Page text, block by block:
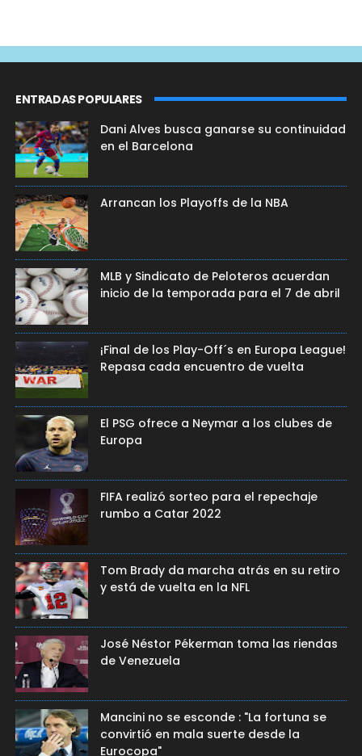
ENTRADAS POPULARES
Dani Alves busca ganarse su continuidad
en el Barcelona
Arrancan los Playoffs de la NBA
MLB y Sindicato de Peloteros acuerdan
inicio de la temporada para el 7 de abril
¡Final de los Play-Off´s en Europa League!
Repasa cada encuentro de vuelta
El PSG ofrece a Neymar a los clubes de
Europa
FIFA realizó sorteo para el repechaje
rumbo a Catar 2022
Tom Brady da marcha atrás en su retiro
y está de vuelta en la NFL
José Néstor Pékerman toma las riendas
de Venezuela
Mancini no se esconde : "La fortuna se
convirtió en mala suerte desde la
Eurocopa"